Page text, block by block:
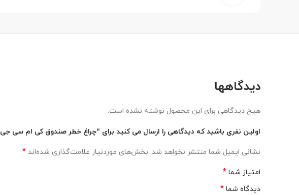
دیدگاهها
هیچ دیدگاهی برای این محصول نوشته نشده است.
اولین نفری باشید که دیدگاهی را ارسال می کنید برای “چراغ خطر صندوق کی ام سی جی7-kmc j7”
نشانی ایمیل شما منتشر نخواهد شد. بخش‌های موردنیاز علامت‌گذاری شده‌اند *
امتیاز شما *
دیدگاه شما *